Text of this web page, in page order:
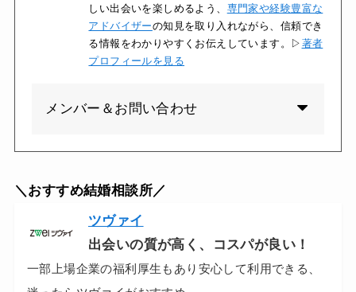
しい出会いを楽しめるよう、 専門家や経験豊富な
アドバイザーの知見を取り入れながら、信頼でき
る情報をわかりやすくお伝えしています。▷ 著者
プロフィールを見る
メンバー＆お問い合わせ
＼おすすめ結婚相談所／
ツヴァイ
出会いの質が高く、コスパが良い！
一部上場企業の福利厚生もあり安心して利用できる、